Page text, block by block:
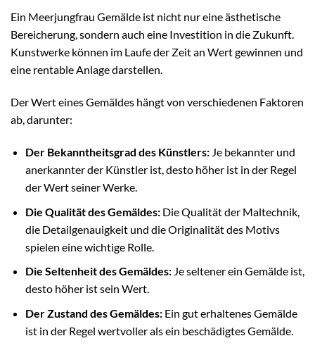
Ein Meerjungfrau Gemälde ist nicht nur eine ästhetische
Bereicherung, sondern auch eine Investition in die Zukunft.
Kunstwerke können im Laufe der Zeit an Wert gewinnen und
eine rentable Anlage darstellen.
Der Wert eines Gemäldes hängt von verschiedenen Faktoren
ab, darunter:
Der Bekanntheitsgrad des Künstlers:Je bekannter und
anerkannter der Künstler ist, desto höher ist in der Regel
der Wert seiner Werke.
Die Qualität des Gemäldes:Die Qualität der Maltechnik,
die Detailgenauigkeit und die Originalität des Motivs
spielen eine wichtige Rolle.
Die Seltenheit des Gemäldes:Je seltener ein Gemälde ist,
desto höher ist sein Wert.
Der Zustand des Gemäldes:Ein gut erhaltenes Gemälde
ist in der Regel wertvoller als ein beschädigtes Gemälde.